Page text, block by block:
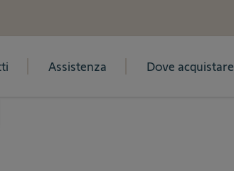
Assistenza Dove acquistare